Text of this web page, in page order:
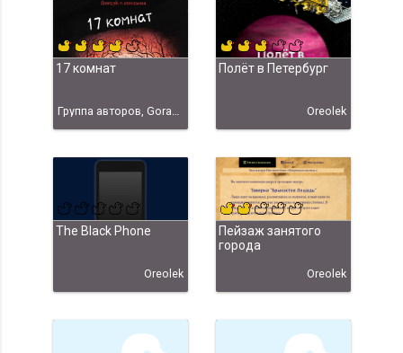
17 комнат
Группа авторов, Goraph, Khaelenmore, techniX, Enola, Айвазян, Артур, yandexx, Добранов, Вячеслав, Косых, Пётр, qwerty, Irremann, Ajenta, Librarian Oak, Zlobot, Ласточкин, Антон, blinovvi, spline1986, Oreolek, Cheshire, Антон Артамонов, Артур Айвазян, hugeping
Полёт в Петербург
Oreolek
The Black Phone
Oreolek
Пейзаж занятого
города
Oreolek